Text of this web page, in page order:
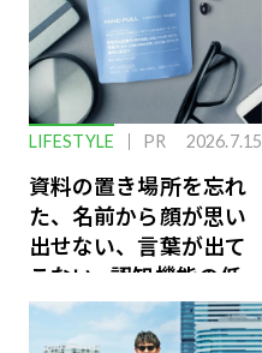
LIFESTYLE PR 2026.7.15
資料の置き場所を忘れ
た、名前から顔が思い
出せない、言葉が出て
こない…認知機能の低
下を救う、脳のインナ
ーケアとは